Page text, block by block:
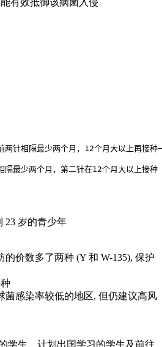
有效抵御该病菌入侵
针相隔最少两个月，12个月大以上再接种
最少两个月，第二针在12个月大以上接种
23 岁的青少年
的价数多了两种 (Y 和 W-135), 保护
菌感染率较低的地区, 但仍建议高风
学生、计划出国学习的学生及前往